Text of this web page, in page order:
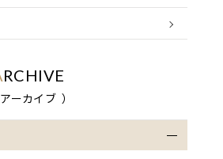
ARCHIVE
アーカイブ